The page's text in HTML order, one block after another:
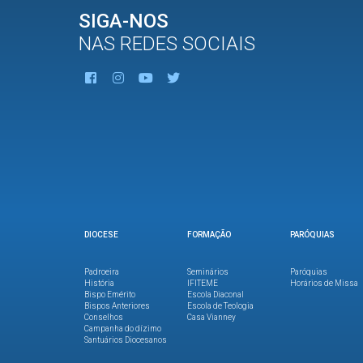
SIGA-NOS
NAS REDES SOCIAIS
DIOCESE
Padroeira
História
Bispo Emérito
Bispos Anteriores
Conselhos
Campanha do dízimo
Santuários Diocesanos
FORMAÇÃO
Seminários
IFITEME
Escola Diaconal
Escola de Teologia
Casa Vianney
PARÓQUIAS
Paróquias
Horários de Missa